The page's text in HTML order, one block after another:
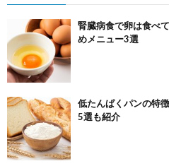
腎臓病食で卵は食べ
めメニュー3選
低たんぱくパンの特
5選も紹介